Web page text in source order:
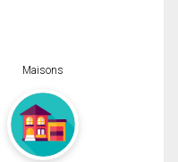
Maisons